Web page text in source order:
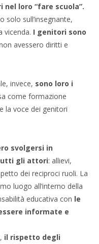
loro “fare scuola”.
solo sull’insegnante,
vicenda. I genitori sono
avessero diritti e
invece, sono loro i
come formazione
la voce dei genitori
svolgersi in
gli attori: allievi,
dei reciproci ruoli. La
luogo all’interno della
educativa con le
informate e
il rispetto degli